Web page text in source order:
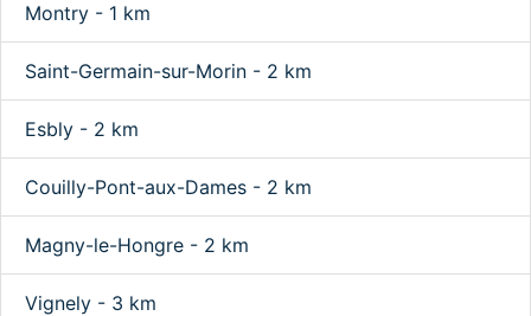
Montry - 1 km
Saint-Germain-sur-Morin - 2 km
Esbly - 2 km
Couilly-Pont-aux-Dames - 2 km
Magny-le-Hongre - 2 km
Vignely - 3 km